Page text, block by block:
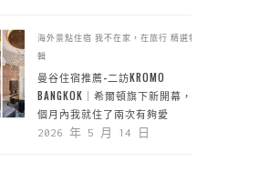
海外景點住宿 我不在家，在旅行 精選特
輯
曼谷住宿推薦-二訪KROMO
BANGKOK｜希爾頓旗下新開幕，一
個月內我就住了兩次有夠愛
2026 年 5 月 14 日